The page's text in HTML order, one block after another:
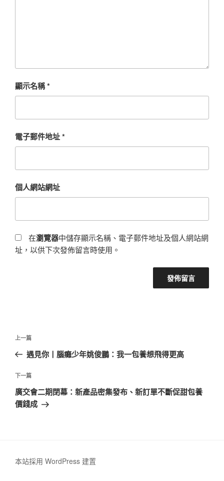
顯示名稱*
電子郵件地址*
個人網站網址
在瀏覽器中儲存顯示名稱、電子郵件地址及個人網站網
址，以供下次發佈留言時使用。
文
導
覽
上
一
文
章
上一篇
遇見你丨腦癱少年姚俊鵬：我一包養想飛得更高
下
一
篇
下一篇
廣交會二期閉幕：新產品密集發布、新訂單不斷促甜包養
價錢成
本站採用 WordPress 建置